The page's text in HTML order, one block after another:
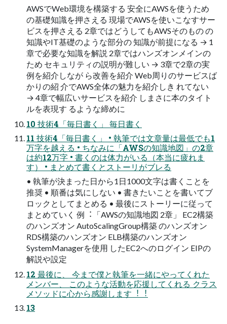
AWSでWeb環境を構築する 安全にAWSを使うため
の基礎知識を押さえる 現場でAWSを使いこなすサー
ビスを押さえる 2章ではどうしてもAWSそのもの の
知識やIT基礎のような部分の 知識が前提になる → 1
章で必要な知識を解説 2章ではハンズオンメインの
ため セキュリティの説明が難しい → 3章で2章の実
例を紹介しなが ら改善を紹介 Web周りのサービスば
かりの紹 介でAWS全体の魅⼒を紹介しき れてない
→ 4章で幅広いサービスを紹介 しまさに本のタイト
ルを表現す るような締めに
10 技術4「毎⽇書く」 毎⽇書く
11 技術4「毎⽇書く」 • 執筆では⽂章量は最低でも1
万字を越える • ちなみに「AWSの知識地図」の2章
は約12万字 • 書くのは体⼒がいる（本当に疲れま
す） • まとめて書くとストーリがブレる
• 執筆が決まった⽇から1⽇1000⽂字は書くことを
推奨 • 順番は気にしない • 書きたいことを書いてブ
ロックとしてまとめる • 最後にストーリーに従って
まとめていく 例︓「AWSの知識地図 2章」 EC2構築
のハンズオン AutoScalingGroup構築 のハンズオン
RDS構築のハンズオン ELB構築のハンズオン
SystemManagerを使⽤ したEC2へのログイン EIPの
解説や設定
12 最後に、 今まで僕と執筆を⼀緒にやってくれた
メンバー、 このような活動を応援してくれる クラス
メソッドに⼼から感謝します︕︕
13